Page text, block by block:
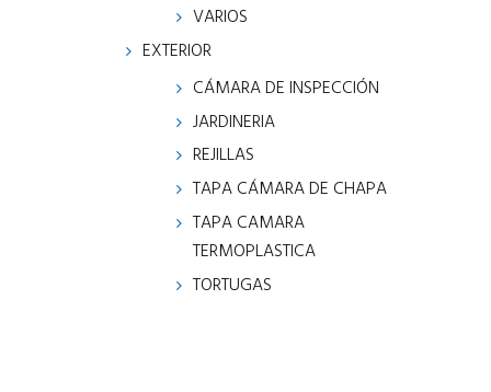
VARIOS
EXTERIOR
CÁMARA DE INSPECCIÓN
JARDINERIA
REJILLAS
TAPA CÁMARA DE CHAPA
TAPA CAMARA
TERMOPLASTICA
TORTUGAS